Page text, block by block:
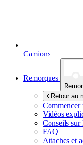
Camions
Remorques
Retour au
Commencer
Vidéos
Conseils sur
FAQ
Attaches et